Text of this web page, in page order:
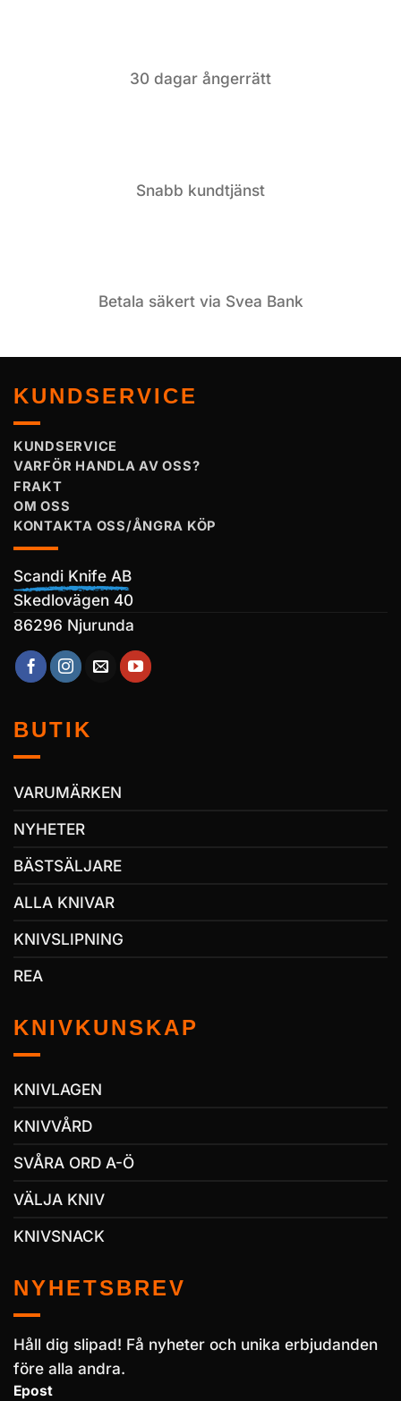
30 dagar ångerrätt
Snabb kundtjänst
Betala säkert via Svea Bank
KUNDSERVICE
KUNDSERVICE
VARFÖR HANDLA AV OSS?
FRAKT
OM OSS
KONTAKTA OSS/ÅNGRA KÖP
Scandi Knife AB
Skedlovägen 40
86296 Njurunda
BUTIK
VARUMÄRKEN
NYHETER
BÄSTSÄLJARE
ALLA KNIVAR
KNIVSLIPNING
REA
KNIVKUNSKAP
KNIVLAGEN
KNIVVÅRD
SVÅRA ORD A-Ö
VÄLJA KNIV
KNIVSNACK
NYHETSBREV
Håll dig slipad! Få nyheter och unika erbjudanden
före alla andra.
Epost